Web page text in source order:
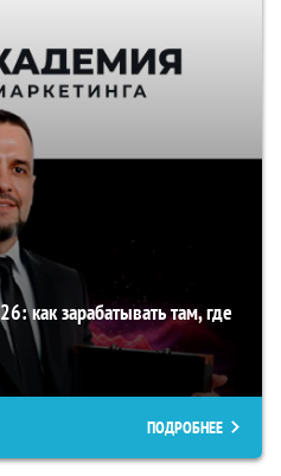
как зарабатывать там, где
ПОДРОБНЕЕ